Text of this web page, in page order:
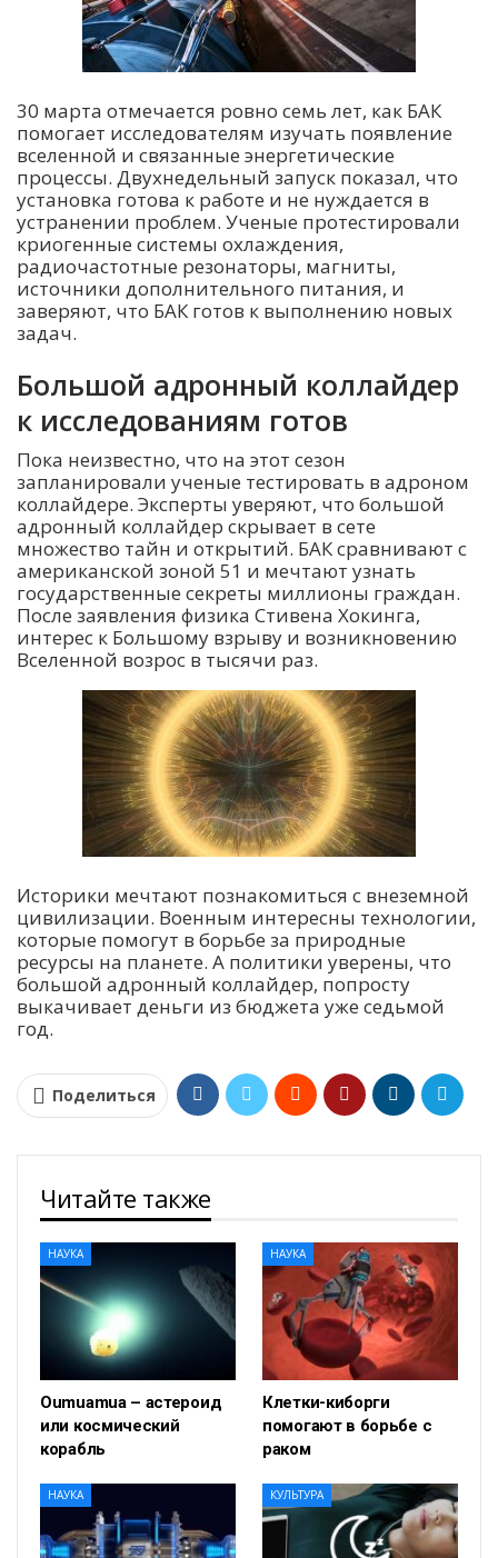
30 марта отмечается ровно семь лет, как БАК
помогает исследователям изучать появление
вселенной и связанные энергетические
процессы. Двухнедельный запуск показал, что
установка готова к работе и не нуждается в
устранении проблем. Ученые протестировали
криогенные системы охлаждения,
радиочастотные резонаторы, магниты,
источники дополнительного питания, и
заверяют, что БАК готов к выполнению новых
задач.
Большой адронный коллайдер
к исследованиям готов
Пока неизвестно, что на этот сезон
запланировали ученые тестировать в адроном
коллайдере. Эксперты уверяют, что большой
адронный коллайдер скрывает в сете
множество тайн и открытий. БАК сравнивают с
американской зоной 51 и мечтают узнать
государственные секреты миллионы граждан.
После заявления физика Стивена Хокинга,
интерес к Большому взрыву и возникновению
Вселенной возрос в тысячи раз.
Историки мечтают познакомиться с внеземной
цивилизации. Военным интересны технологии,
которые помогут в борьбе за природные
ресурсы на планете. А политики уверены, что
большой адронный коллайдер, попросту
выкачивает деньги из бюджета уже седьмой
год.
Поделиться
Читайте также
НАУКА
Oumuamua – астероид
или космический
корабль
НАУКА
Клетки-киборги
помогают в борьбе с
раком
НАУКА КУЛЬТУРА